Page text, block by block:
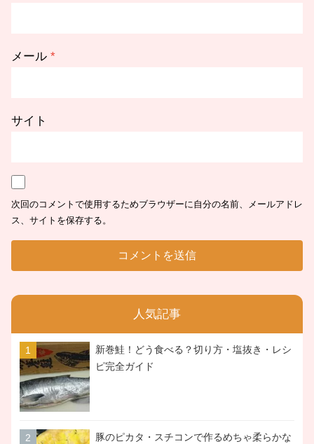
メール *
サイト
次回のコメントで使用するためブラウザーに自分の名前、メールアドレ
ス、サイトを保存する。
人気記事
新巻鮭！どう食べる？切り方・塩抜き・レシ
ピ完全ガイド
豚のピカタ・スチコンで作るめちゃ柔らかな